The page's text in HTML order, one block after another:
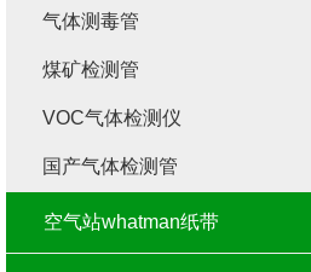
气体测毒管
煤矿检测管
VOC气体检测仪
国产气体检测管
空气站whatman纸带